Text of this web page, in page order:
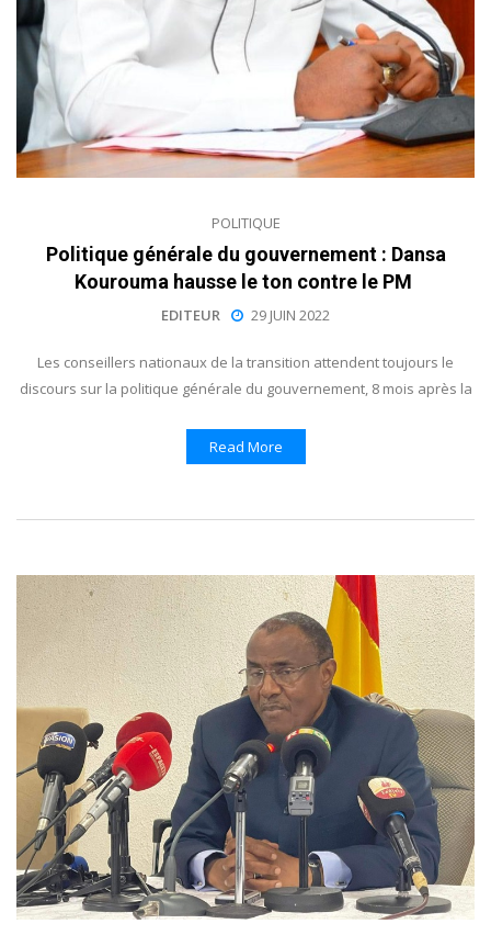
POLITIQUE
Politique générale du gouvernement : Dansa
Kourouma hausse le ton contre le PM
EDITEUR 29 JUIN 2022
Les conseillers nationaux de la transition attendent toujours le
discours sur la politique générale du gouvernement, 8 mois après la
Read More